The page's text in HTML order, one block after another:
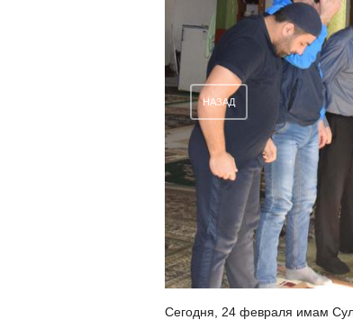
НАЗАД
Сегодня, 24 февраля имам